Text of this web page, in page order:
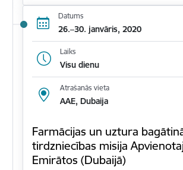
Datums
26.–30. janvāris, 2020
Laiks
Visu dienu
Atrašanās vieta
AAE, Dubaija
Farmācijas un uztura
tirdzniecības misija
Emirātos (Dubaijā)